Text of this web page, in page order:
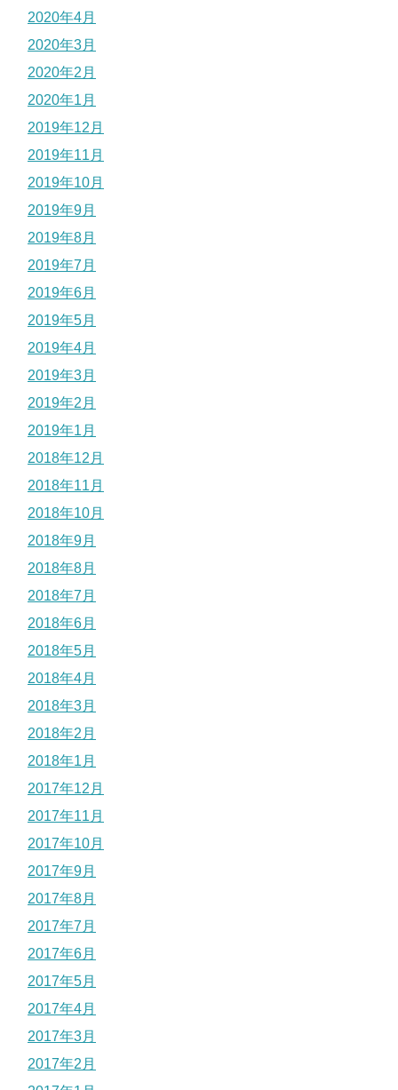
2020年4月
2020年3月
2020年2月
2020年1月
2019年12月
2019年11月
2019年10月
2019年9月
2019年8月
2019年7月
2019年6月
2019年5月
2019年4月
2019年3月
2019年2月
2019年1月
2018年12月
2018年11月
2018年10月
2018年9月
2018年8月
2018年7月
2018年6月
2018年5月
2018年4月
2018年3月
2018年2月
2018年1月
2017年12月
2017年11月
2017年10月
2017年9月
2017年8月
2017年7月
2017年6月
2017年5月
2017年4月
2017年3月
2017年2月